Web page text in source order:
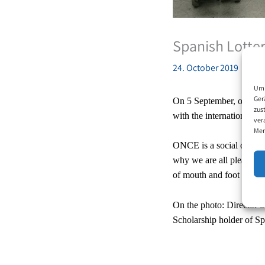
Spanish
24. October 2019
On 5 September, on
with the international
ONCE is a social
why we are all pleased
of mouth and foot
On the photo: Director
Scholarship holder of